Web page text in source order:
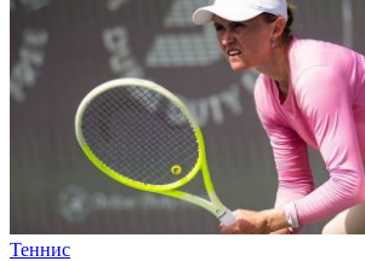
Теннис